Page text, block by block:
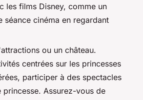
les films Disney, comme un
séance cinéma en regardant
ou un château.
centrées sur les princesses
participer à des spectacles
Assurez-vous de